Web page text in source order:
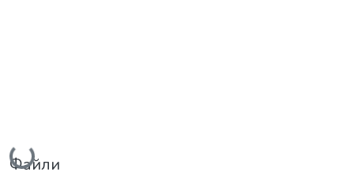
Вантажиться...
Файли